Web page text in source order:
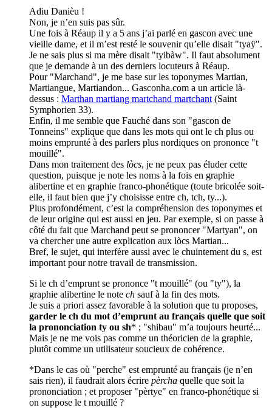
Adiu Danièu !
Non, je n’en suis pas sûr.
Une fois à Réaup il y a 5 ans j’ai parlé en gascon avec une
vieille dame, et il m’est resté le souvenir qu’elle disait "tyaÿ".
Je ne sais plus si ma mère disait "tyibàw". Il faut absolument
que je demande à un des derniers locuteurs à Réaup.
Pour "Marchand", je me base sur les toponymes Martian,
Martiangue, Martiandon... Gasconha.com a un article là-
dessus : Marthan martiang martchand martchant (Saint
Symphorien 33).
Enfin, il me semble que Fauché dans son "gascon de
Tonneins" explique que dans les mots qui ont le ch plus ou
moins emprunté à des parlers plus nordiques on prononce "t
mouillé".
Dans mon traitement des lòcs, je ne peux pas éluder cette
question, puisque je note les noms à la fois en graphie
alibertine et en graphie franco-phonétique (toute bricolée soit-
elle, il faut bien que j’y choisisse entre ch, tch, ty...).
Plus profondément, c’est la compréhension des toponymes et
de leur origine qui est aussi en jeu. Par exemple, si on passe à
côté du fait que Marchand peut se prononcer "Martyan", on
va chercher une autre explication aux lòcs Martian...
Bref, le sujet, qui interfère aussi avec le chuintement du s, est
important pour notre travail de transmission.
Si le ch d’emprunt se prononce "t mouillé" (ou "ty"), la
graphie alibertine le note ch sauf à la fin des mots.
Je suis a priori assez favorable à la solution que tu proposes,
garder le ch du mot d’emprunt au français quelle que soit
la prononciation ty ou sh* ; "shibau" m’a toujours heurté...
Mais je ne me vois pas comme un théoricien de la graphie,
plutôt comme un utilisateur soucieux de cohérence.
*Dans le cas où "perche" est emprunté au français (je n’en
sais rien), il faudrait alors écrire pèrcha quelle que soit la
prononciation ; et proposer "pèrtye" en franco-phonétique si
on suppose le t mouillé ?